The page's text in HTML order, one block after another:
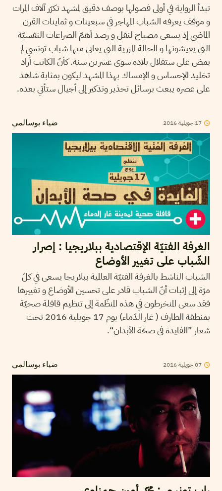
تبدأ الرواية في أولى فصولها بوصف دقيق لمشهد تكرّر آلاف المرات
و موقف يعرفه الشباب المهاجر في سبعينات و ثماينات القرن
الماضي إذ يسعى مصباح لنقل و رصد أهمّ الصراعات النفسيّة
التي يعيشونها و الحالة المزرية التي يعاني منها شباب تونسي لم
يمض على ستقلال بلاده سوى عشرين سنة. كأنّ الكاتب أراد
تخليد الإحساس و الإمساك بهذا المشهد ليكون بمثابة شاهد
على عصره يبعث برسائل تحذير وتذكير إلى أجيال ستأتي بعده.
ضياء بوسالمي 17 جويلية2016
الغرفة الفتيّة الإقتصادية ببلاريجيا : إصرار
الشّباب على تغيير الأوضاع
الشباب الناشط بالغرفة الفتيّة العالمية ببلاريجا يسعى في كلّ
مرّة إلى إثبات أنّ الشباب قادر على تحسين الأوضاع و تغييرها
فقد سعى المنخرطون في هذه المنظّمة إلى تنظيم قافلة صحيّة
بمنطقة الطارف ( غار الدّماء) يوم 17 جويلية 2016 تحت
شعار ”الفايدة في صحّة الأبدان“.
ضياء بوسالمي 07جويلية2016